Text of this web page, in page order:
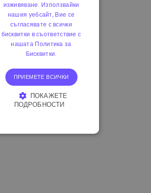
изживяване. Използвайки
нашия уебсайт, Вие се
съгласявате с всички
бисквитки в съответствие с
нашата Политика за
Бисквитки.
ПРИЕМЕТЕ ВСИЧКИ
ПОКАЖЕТЕ
ПОДРОБНОСТИ